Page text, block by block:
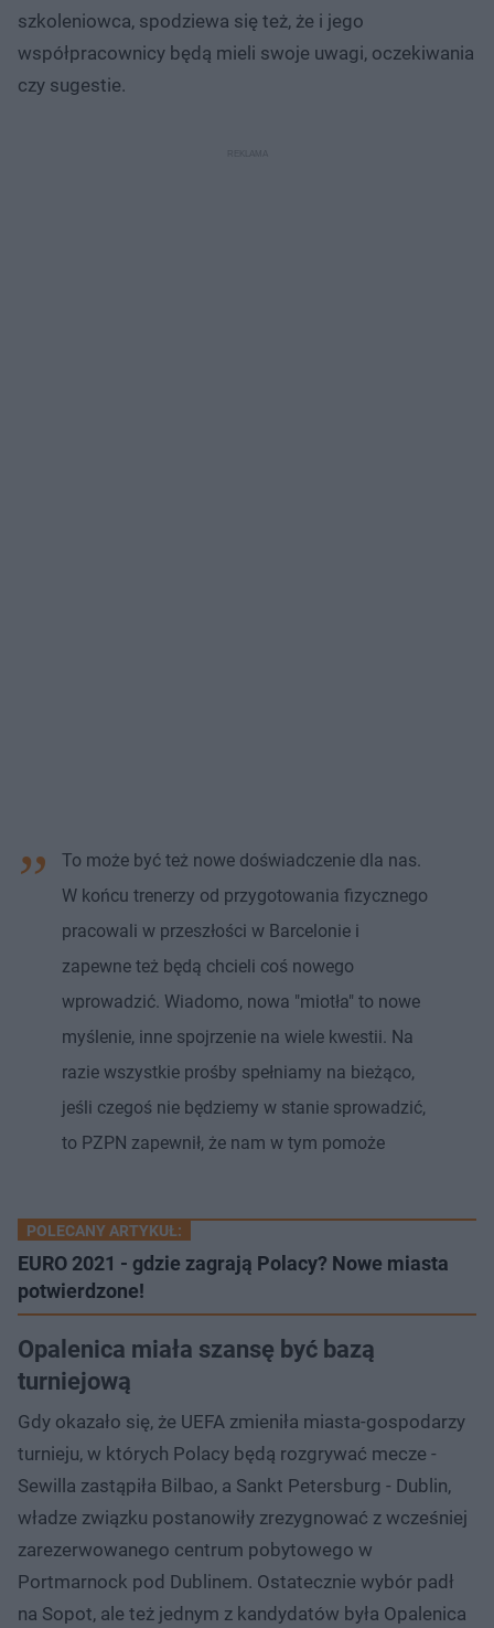
szkoleniowca, spodziewa się też, że i jego
współpracownicy będą mieli swoje uwagi, oczekiwania
czy sugestie.
To może być też nowe doświadczenie dla nas.
W końcu trenerzy od przygotowania fizycznego
pracowali w przeszłości w Barcelonie i
zapewne też będą chcieli coś nowego
wprowadzić. Wiadomo, nowa "miotła" to nowe
myślenie, inne spojrzenie na wiele kwestii. Na
razie wszystkie prośby spełniamy na bieżąco,
jeśli czegoś nie będziemy w stanie sprowadzić,
to PZPN zapewnił, że nam w tym pomoże
POLECANY ARTYKUŁ:
EURO 2021 - gdzie zagrają Polacy? Nowe miasta
potwierdzone!
Opalenica miała szansę być bazą
turniejową
Gdy okazało się, że UEFA zmieniła miasta-gospodarzy
turnieju, w których Polacy będą rozgrywać mecze -
Sewilla zastąpiła Bilbao, a Sankt Petersburg - Dublin,
władze związku postanowiły zrezygnować z wcześniej
zarezerwowanego centrum pobytowego w
Portmarnock pod Dublinem. Ostatecznie wybór padł
na Sopot, ale też jednym z kandydatów była Opalenica